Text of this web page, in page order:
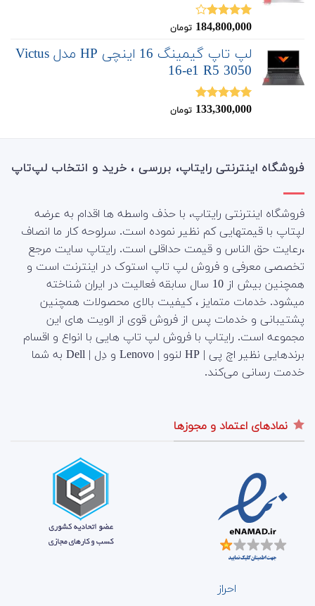
نمره
184,800,000 تومان
لپ تاپ گیمینگ 16 اینچی HP مدل Victus
16-e1 R5 3050
نمره5.00
133,300,000 تومان
فروشگاه اینترنتی رایتاپ، بررسی ، خرید و انتخاب لپ‌تاپ
فروشگاه اینترنتی رایتاپ، با حذف واسطه ها اقدام به عرضه
لپتاپ با قیمتهایی کم نظیر نموده است. سرلوحه کار ما انصاف
،رعایت حق الناس و قیمت حداقلی است. رایتاپ سایت مرجع
تخصصی معرفی و فروش لپ تاپ استوک در اینترنت است و
همچنین بیش از 10 سال سابقه فعالیت در ایران شناخته
میشود. خدمات متمایز ، کیفیت بالای محصولات همچنین
پشتیبانی و خدمات پس از فروش قوی از الویت های این
مجموعه است. رایتاپ با فروش لپ تاپ هایی با انواع و اقسام
برندهایی نظیر اچ پی | HP لنوو | Lenovo و دِل | Dell به شما
خدمت رسانی می‌کند.
نمادهای اعتماد و مجوزها
احراز